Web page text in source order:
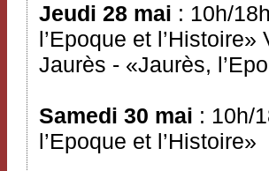
Jeudi 28 mai : 10h/
l’Epoque et
Jaurès - «Jaurès,
Samedi 30 mai : 10h/
l’Epoque et l’Histoire»